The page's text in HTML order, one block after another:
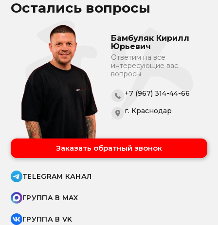
Остались вопросы
Бамбуляк Кирилл
Юрьевич
Ответим на все
интересующие вас
вопросы
+7 (967) 314-44-66
г. Краснодар
Заказать обратный звонок
TELEGRAM КАНАЛ
ГРУППА В MAX
ГРУППА В VK